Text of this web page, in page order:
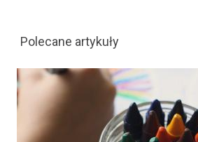
Polecane artykuły